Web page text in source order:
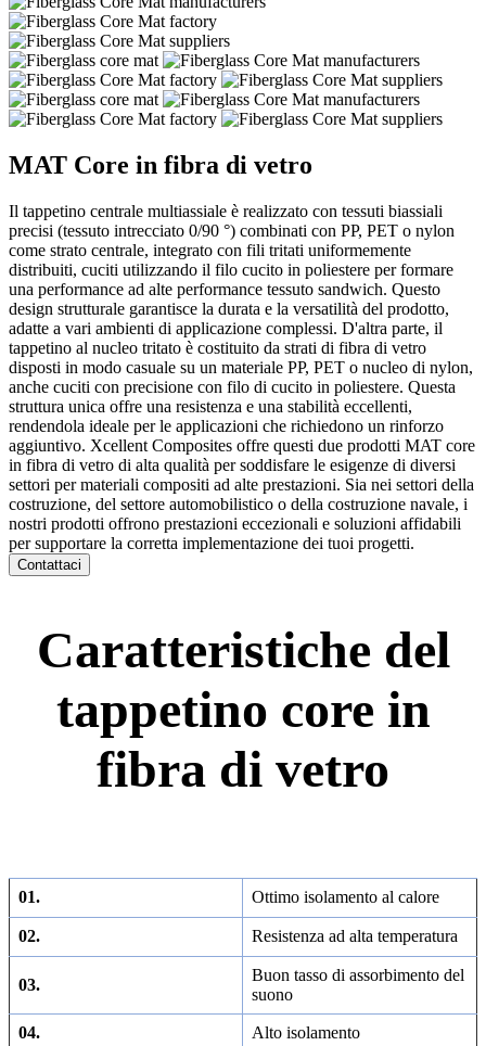
MAT Core in fibra di vetro
Il tappetino centrale multiassiale è realizzato con tessuti biassiali
precisi (tessuto intrecciato 0/90 °) combinati con PP, PET o nylon
come strato centrale, integrato con fili tritati uniformemente
distribuiti, cuciti utilizzando il filo cucito in poliestere per formare
una performance ad alte performance tessuto sandwich. Questo
design strutturale garantisce la durata e la versatilità del prodotto,
adatte a vari ambienti di applicazione complessi. D'altra parte, il
tappetino al nucleo tritato è costituito da strati di fibra di vetro
disposti in modo casuale su un materiale PP, PET o nucleo di nylon,
anche cuciti con precisione con filo di cucito in poliestere. Questa
struttura unica offre una resistenza e una stabilità eccellenti,
rendendola ideale per le applicazioni che richiedono un rinforzo
aggiuntivo. Xcellent Composites offre questi due prodotti MAT core
in fibra di vetro di alta qualità per soddisfare le esigenze di diversi
settori per materiali compositi ad alte prestazioni. Sia nei settori della
costruzione, del settore automobilistico o della costruzione navale, i
nostri prodotti offrono prestazioni eccezionali e soluzioni affidabili
per supportare la corretta implementazione dei tuoi progetti.
Contattaci
Caratteristiche del
tappetino core in
fibra di vetro
01. Ottimo isolamento al calore
02. Resistenza ad alta temperatura
03.
Buon tasso di assorbimento del
suono
04. Alto isolamento